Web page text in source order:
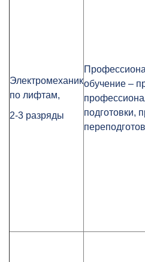
Электромеханик
по лифтам,
2-3 разряды
обучение –
подготовки,